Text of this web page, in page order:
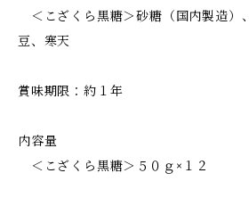
＜こざくら黒糖＞砂糖（国内製造）
豆、寒天
賞味期限：約１年
内容量
＜こざくら黒糖＞５０ｇ×１２